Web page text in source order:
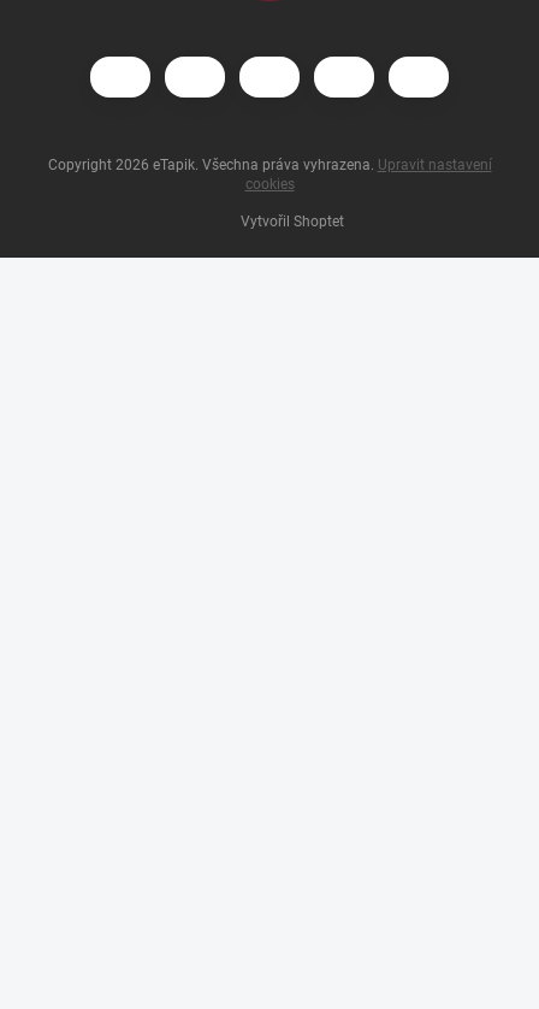
Vytvořil Shoptet
Copyright 2026 eTapik. Všechna práva vyhrazena. Upravit nastavení
cookies